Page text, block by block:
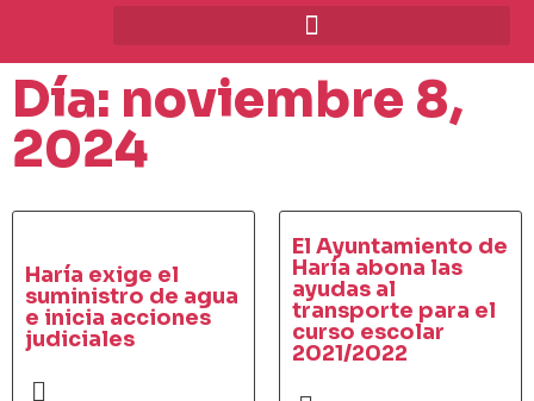
Día: noviembre 8,
2024
Haría exige el
suministro de agua
e inicia acciones
judiciales
El Ayuntamiento de
Haría abona las
ayudas al
transporte para el
curso escolar
2021/2022